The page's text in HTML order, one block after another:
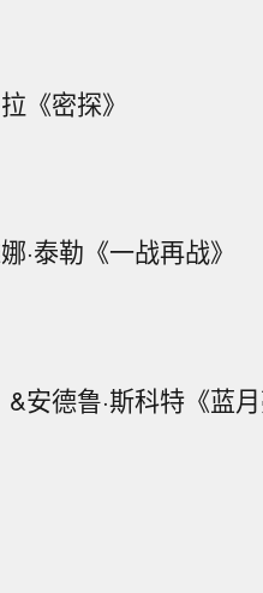
《密探》
·泰勒《一战再战》
安德鲁·斯科特《蓝